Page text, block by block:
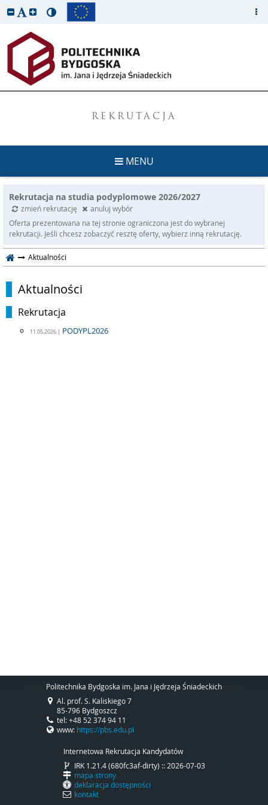
REKRUTACJA
MENU
Rekrutacja na studia podyplomowe 2026/2027
zmień rekrutację
anuluj wybór
Oferta prezentowana na tej stronie ograniczona jest do wybranej
rekrutacji. Jeśli chcesz zobaczyć resztę oferty, wybierz inną rekrutację.
Aktualności
Aktualności
Rekrutacja
11.05.2026 | PODYPL2026
Politechnika Bydgoska im. Jana i Jędrzeja Śniadeckich
Al. prof. S. Kaliskiego 7
85-796 Bydgoszcz
tel: +48 52 374 94 11
www: https://pbs.edu.pl
Internetowa Rekrutacja Kandydatów
IRK 1.21.4 (680fc3af-dirty) :: 2026-07-03
mapa strony
deklaracja dostępności
kontakt